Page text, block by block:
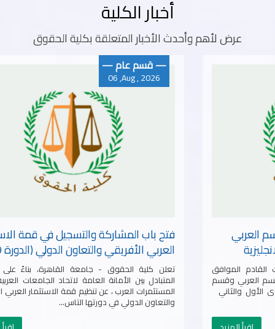
أخبار الكلية
عرض لأهم وأحدث الأخبار المتعلقة بكلية الحقوق
جدول الدراسة للفصل الصيفي قسم العربي
وقسم الدراسة القانونية باللغة الانجليزية
تبدا الدراسة بالفصل الصيفى يوم السبت القادم الموافق
8/8 ومرفق الجداول المعلنة بالمواعيد لقسم العربي وقسم
الدراسة القانونية باللغة الانجليزية المستوى الأول والثاني